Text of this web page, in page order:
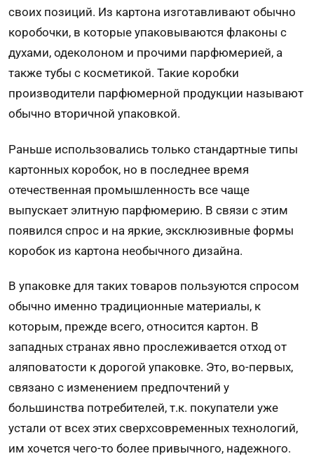
своих позиций. Из картона изготавливают обычно
коробочки, в которые упаковываются флаконы с
духами, одеколоном и прочими парфюмерией, а
также тубы с косметикой. Такие коробки
производители парфюмерной продукции называют
обычно вторичной упаковкой.
Раньше использовались только стандартные типы
картонных коробок, но в последнее время
отечественная промышленность все чаще
выпускает элитную парфюмерию. В связи с этим
появился спрос и на яркие, эксклюзивные формы
коробок из картона необычного дизайна.
В упаковке для таких товаров пользуются спросом
обычно именно традиционные материалы, к
которым, прежде всего, относится картон. В
западных странах явно прослеживается отход от
аляповатости к дорогой упаковке. Это, во-первых,
связано с изменением предпочтений у
большинства потребителей, т.к. покупатели уже
устали от всех этих сверхсовременных технологий,
им хочется чего-то более привычного, надежного.